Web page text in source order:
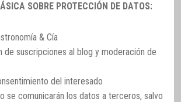
SOBRE PROTECCIÓN DE DATOS:
& Cía
de suscripciones al blog y moderación de
del interesado
se comunicarán los datos a terceros, salvo